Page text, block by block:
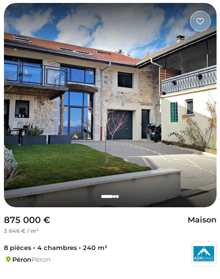
875 000 €
3 646 € / m²
Maison
8 pièces 4 chambres
240 m²
PéronPéron